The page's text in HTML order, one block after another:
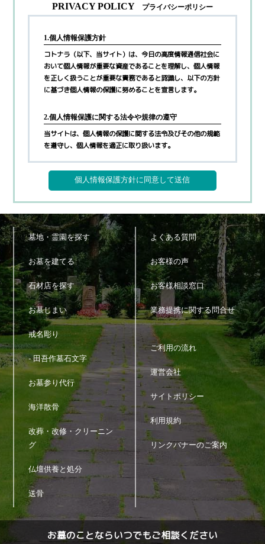
PRIVACY POLICY プライバシーポリシー
1.個人情報保護方針
コトナラ（以下、当サイト）は、今日の高度情報通信社会に
おいて個人情報が重要な資産であることを理解し、個人情報
を正しく扱うことが重要な責務であると認識し、以下の方針
に基づき個人情報の保護に努めることを宣言します。
2.個人情報保護に関する法令や規律の遵守
当サイトは、個人情報の保護に関する法令及びその他の規範
を遵守し、個人情報を適正に取り扱います。
3.個人情報の取得
当サイトが個人情報を取得する際には、利用目的を明確化す
るよう努力し、お墓に関するご案内サービス(以下、本サー
ビス)の提供にあたり、以下に定める目的の範囲内で適法か
つ公正な手段によって個人情報を取得し、適切に利用しま
す。
1) 利用者へ本サービスを行うために必要な範囲内で、本サ
ービスの業務委託先への提供のため
2)
本サービスに関連するサポートのため
3) サービス向上を目的とした各種施策の実施のため
4) ウェブサイトその他各種媒体等に掲載する統計データ等
の分析業務実施のため
5) 各種サービスの企画・開発や満足度向上等を目的とした
アンケート調査等の実施のため
6)
商品・サービス等の各種連絡・ダイレクトメール・メー
ルマガジン・お知らせ等の配信・送付のため
7) お問い合わせ、ご相談に対応するため
8) 広告の表示のため
その他、上記利用目的に付随する目的のため
4.個人情報の利用
当サイトが取得した個人情報は、取得の際に示した利用目的
もしくは、それと合理的な関連性のある範囲内で、業務の遂
行上必要な限りにおいて利用します。
5.個人情報の第三者提供
当サイトは、法令に定める場合を除き、個人情報を事前に本
人の同意を得ることなく第三者に提供しません。
6.個人情報の管理
お墓のことならいつでもご相談ください
墓地・霊園を探す
お墓を建てる
石材店を探す
お墓じまい
戒名彫り
- 田吾作墓石文字
お墓参り代行
海洋散骨
改葬・改修・クリーニン
グ
仏壇供養と処分
送骨
よくある質問
お客様の声
お客様相談窓口
業務提携に関する問合せ
ご利用の流れ
運営会社
サイトポリシー
利用規約
リンクバナーのご案内